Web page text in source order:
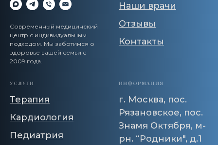
Современный медицинский
центр с индивидуальным
подходом. Мы заботимся о
здоровье вашей семьи с
2009 года.
Наши врачи
Отзывы
Контакты
УСЛУГИ
Терапия
Кардиология
Педиатрия
ИНФОРМАЦИЯ
г. Москва, пос.
Рязановское, пос.
Знамя Октября, м-
рн. “Родники", д.1